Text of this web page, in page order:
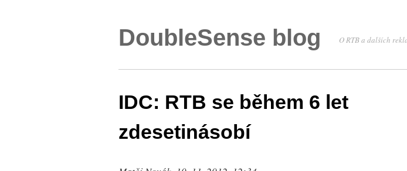
DoubleSense blog O RTB a dalších
IDC: RTB se během 6 let
zdesetinásobí